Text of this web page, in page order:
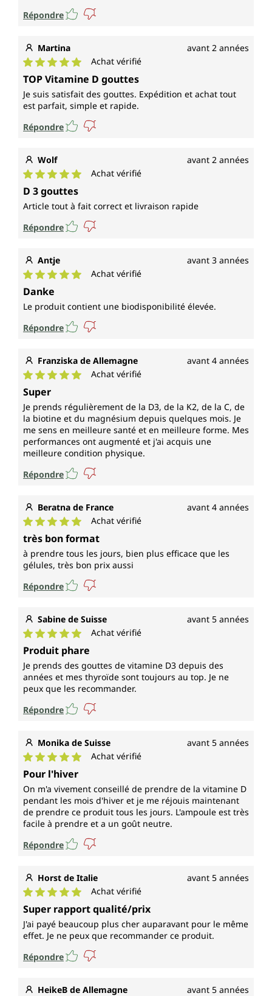
Répondre
Martina avant 2 années
Note moyenne de 5 sur 5 étoiles
Achat vérifié
TOP Vitamine D gouttes
Je suis satisfait des gouttes. Expédition et achat tout
est parfait, simple et rapide.
Répondre
Wolf avant 2 années
Note moyenne de 5 sur 5 étoiles
Achat vérifié
D 3 gouttes
Article tout à fait correct et livraison rapide
Répondre
Antje avant 3 années
Note moyenne de 5 sur 5 étoiles
Achat vérifié
Danke
Le produit contient une biodisponibilité élevée.
Répondre
Franziska de Allemagne avant 4 années
Note moyenne de 5 sur 5 étoiles
Achat vérifié
Super
Je prends régulièrement de la D3, de la K2, de la C, de
la biotine et du magnésium depuis quelques mois. Je
me sens en meilleure santé et en meilleure forme. Mes
performances ont augmenté et j'ai acquis une
meilleure condition physique.
Répondre
Beratna de France avant 4 années
Note moyenne de 5 sur 5 étoiles
Achat vérifié
très bon format
à prendre tous les jours, bien plus efficace que les
gélules, très bon prix aussi
Répondre
Sabine de Suisse avant 5 années
Note moyenne de 5 sur 5 étoiles
Achat vérifié
Produit phare
Je prends des gouttes de vitamine D3 depuis des
années et mes thyroïde sont toujours au top. Je ne
peux que les recommander.
Répondre
Monika de Suisse avant 5 années
Note moyenne de 5 sur 5 étoiles
Achat vérifié
Pour l'hiver
On m'a vivement conseillé de prendre de la vitamine D
pendant les mois d'hiver et je me réjouis maintenant
de prendre ce produit tous les jours. L'ampoule est très
facile à prendre et a un goût neutre.
Répondre
Horst de Italie avant 5 années
Note moyenne de 5 sur 5 étoiles
Achat vérifié
Super rapport qualité/prix
J'ai payé beaucoup plus cher auparavant pour le même
effet. Je ne peux que recommander ce produit.
Répondre
HeikeB de Allemagne avant 5 années